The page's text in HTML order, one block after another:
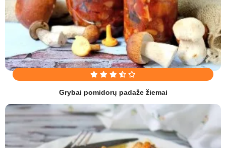
Grybai pomidorų padaže žiemai